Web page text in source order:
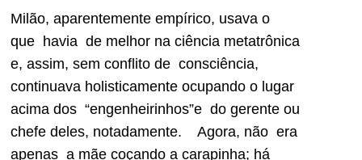
Milão, aparentemente empírico, usava o
que havia de melhor na ciência metatrônica
e, assim, sem conflito de consciência,
continuava holisticamente ocupando o lugar
acima dos “engenheirinhos”e do gerente ou
chefe deles, notadamente. Agora, não era
apenas a mãe coçando a carapinha; há